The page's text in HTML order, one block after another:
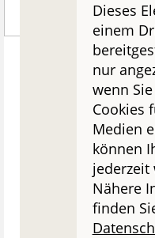
Dieses
einem
nur
wenn
Cookies
Medien
können
jederzeit
Nähere
finden